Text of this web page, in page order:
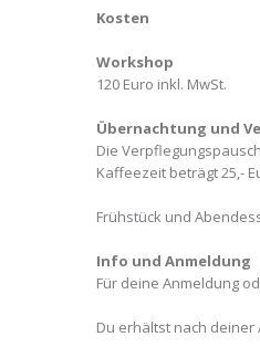
Kosten
Workshop
120 Euro inkl. MwSt.
Übernachtung und
Die
Kaffeezeit beträgt 25,-
Frühstück und
Info und Anmeldung
Für deine Anmeldung
Du erhältst nach